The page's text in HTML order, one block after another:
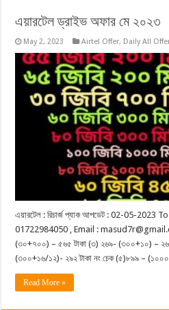
এয়ারটেল ড্রাইভ অফার মে ২০২৩
May 2, 2023 Airtel Offer, Daily All
এয়ারটেল : রিচার্জ প্যাক আপডেট : 02-05-
01722984050 , Email :
(৩০+৭০০) – ৫৬৫ টাকা (৩) ২৬৯- (৩০০+১০) –
(৩০০+১৬/১২)- ২৯২ টাকা নং চেক (৫)৮৯৯ –
Read More »